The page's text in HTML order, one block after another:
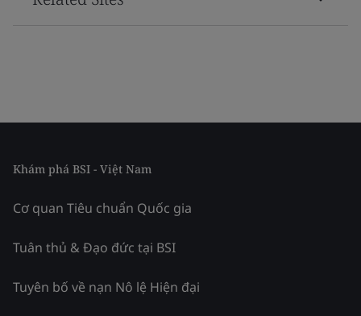
Khám phá BSI - Việt Nam
Cơ quan Tiêu chuẩn Quốc gia
Tuân thủ & Đạo đức tại BSI
Tuyên bố về nạn Nô lệ Hiện đại